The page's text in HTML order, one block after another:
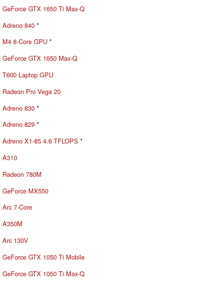
GeForce GTX 1650 Ti Max-Q
Adreno 840 *
M4 8-Core GPU *
GeForce GTX 1650 Max-Q
T600 Laptop GPU
Radeon Pro Vega 20
Adreno 830 *
Adreno 829 *
Adreno X1-85 4.6 TFLOPS *
A310
Radeon 780M
GeForce MX550
Arc 7-Core
A350M
Arc 130V
GeForce GTX 1050 Ti Mobile
GeForce GTX 1050 Ti Max-Q